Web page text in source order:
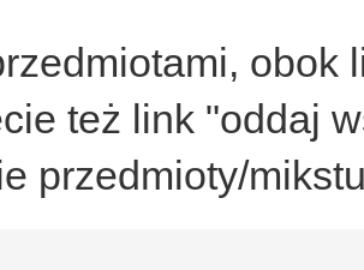
obok
też link "oddaj
przedmioty/